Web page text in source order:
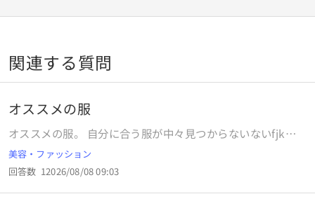
関連する質問
オススメの服
オススメの服。 自分に合う服が中々見つからないないfjkで
す。 身長155cm 胸が大きめ 足や腕に少し筋肉がついてい
る 骨格ストレート 可愛いものが似合わない あまり高いも
のだと学生なので買えないです。オススメの服やサイトを教
えてください🥲︎
美容・ファッション
回答数 12026/08/08 09:03